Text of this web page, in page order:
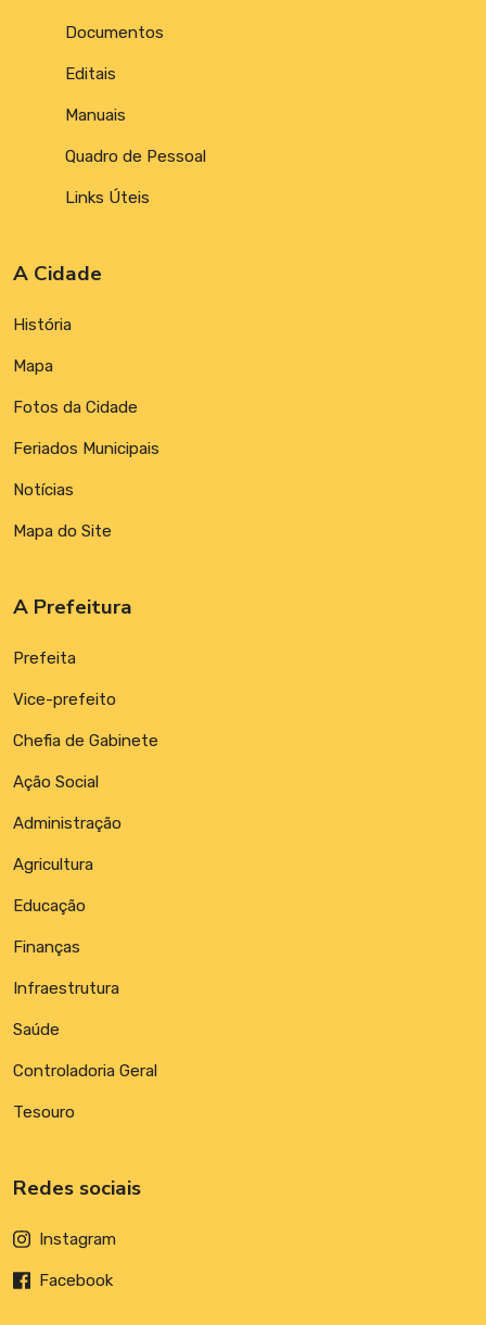
Documentos
Editais
Manuais
Quadro de Pessoal
Links Úteis
A Cidade
História
Mapa
Fotos da Cidade
Feriados Municipais
Notícias
Mapa do Site
A Prefeitura
Prefeita
Vice-prefeito
Chefia de Gabinete
Ação Social
Administração
Agricultura
Educação
Finanças
Infraestrutura
Saúde
Controladoria Geral
Tesouro
Redes sociais
Instagram
Facebook